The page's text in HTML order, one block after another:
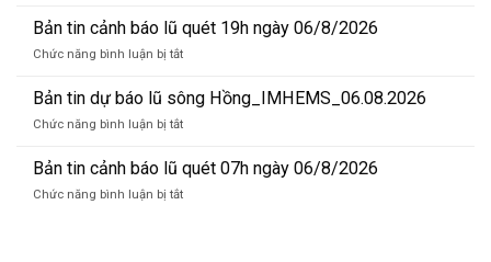
quét
07h
07/8/2026
tin
cảnh
báo
quét
01h
07/8/2026
Bản tin cảnh báo lũ quét 19h ngày 06/8/2026
Chức năng bình luận bị tắtở
tin
cảnh
báo
quét
19h
Bản tin dự báo lũ sông Hồng_IMHEMS_06.08.2026
Chức năng bình luận bị tắtở
tin
dự
báo
Bản tin cảnh báo lũ quét 07h ngày 06/8/2026
Chức năng bình luận bị tắtở